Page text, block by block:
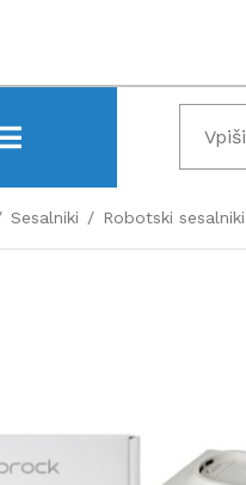
Sesalniki Robotski sesalniki